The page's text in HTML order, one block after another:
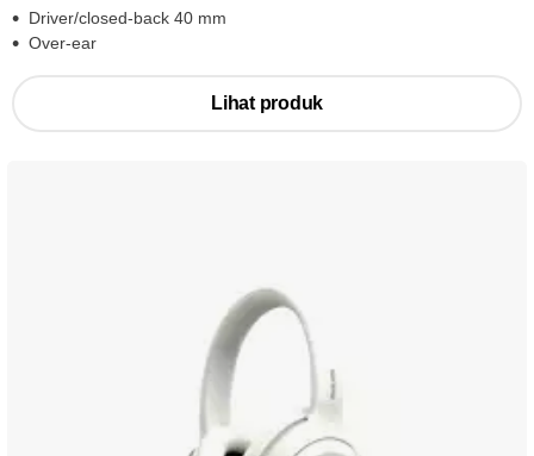
Driver/closed-back 40 mm
Over-ear
Lihat produk